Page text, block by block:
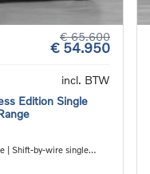
€ 65.600
€ 54.950
incl. BTW
Edition Single
| Shift-by-wire single